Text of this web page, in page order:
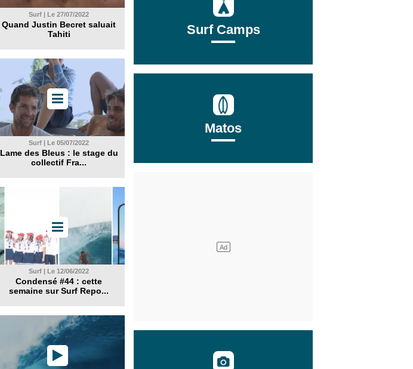
Surf | Le 27/07/2022
Quand Justin Becret saluait
Tahiti
Surf | Le 05/07/2022
Lame des Bleus : le stage du
collectif Fra...
Surf | Le 12/06/2022
Condensé #44 : cette
semaine sur Surf Repo...
Surf Camps
Matos